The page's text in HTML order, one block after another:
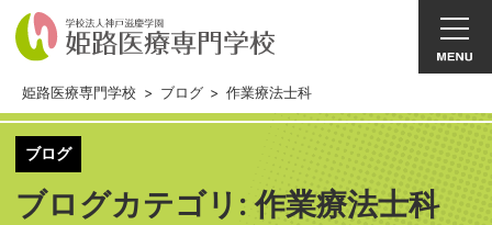
姫路医療専門学校 > ブログ > 作業療法士科
ブログ
ブログカテゴリ:作業療法士科